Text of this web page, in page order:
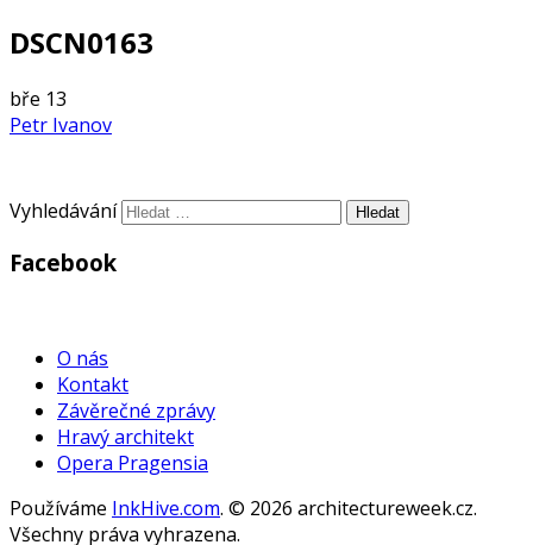
DSCN0163
bře 13
Petr Ivanov
Vyhledávání
Facebook
O nás
Kontakt
Závěrečné zprávy
Hravý architekt
Opera Pragensia
Používáme InkHive.com. © 2026 architectureweek.cz.
Všechny práva vyhrazena.